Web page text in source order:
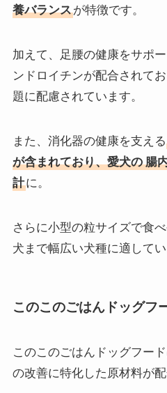
養バランスが特徴です。
加えて、足腰の健康をサポ
ンドロイチンが配合されて
題に配慮されています。
また、消化器の健康を支える
が含まれており、愛犬の 腸
計に。
さらに小型の粒サイズで食
犬まで幅広い犬種に適してい
このこのごはんドッグフ
このこのごはんドッグフー
の改善に特化した原材料が配